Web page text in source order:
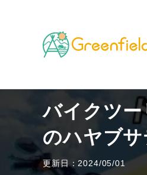
TOP その他のフィー
バイクツ
のハヤブ
更新日：2024/05/01